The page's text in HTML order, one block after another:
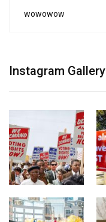
wowowow
Instagram Gallery